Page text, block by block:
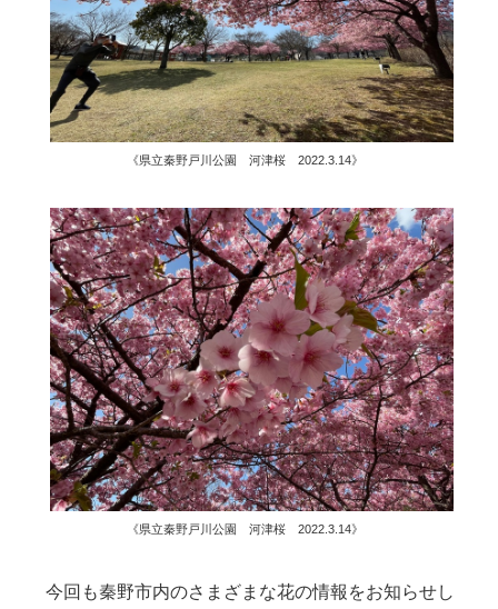
《県立秦野戸川公園 河津桜 2022.3.14》
《県立秦野戸川公園 河津桜 2022.3.14》
今回も秦野市内のさまざまな花の情報をお知らせし